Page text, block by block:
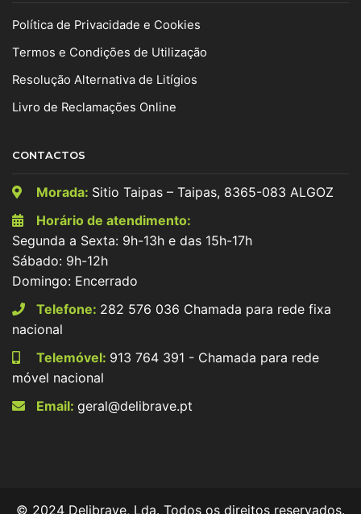
Política de Privacidade e Cookies
Termos e Condições de Utilização
Resolução Alternativa de Litígios
Livro de Reclamações Online
CONTACTOS
Morada: Sitio Taipas – Taipas, 8365-083 ALGOZ
Horário de atendimento:
Segunda a Sexta: 9h-13h e das 15h-17h
Sábado: 9h-12h
Domingo: Encerrado
Telefone: 282 576 036 Chamada para rede fixa
nacional
Telemóvel: 913 764 391 - Chamada para rede
móvel nacional
Email: geral@delibrave.pt
© 2024 Delibrave, Lda. Todos os direitos reservados.